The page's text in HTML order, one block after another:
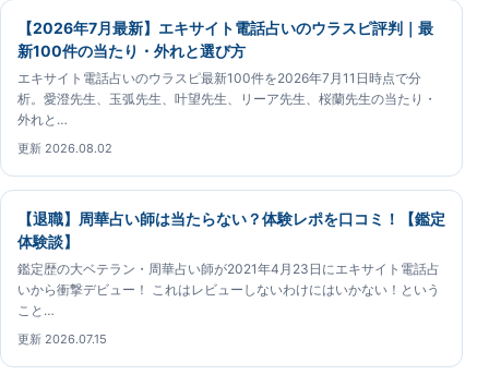
【2026年7月最新】エキサイト電話占いのウラスピ評判｜最
新100件の当たり・外れと選び方
エキサイト電話占いのウラスピ最新100件を2026年7月11日時点で分
析。愛澄先生、玉弧先生、叶望先生、リーア先生、桜蘭先生の当たり・
外れと…
更新 2026.08.02
【退職】周華占い師は当たらない？体験レポを口コミ！【鑑定
体験談】
鑑定歴の大ベテラン・周華占い師が2021年4月23日にエキサイト電話占
いから衝撃デビュー！ これはレビューしないわけにはいかない！という
こと…
更新 2026.07.15